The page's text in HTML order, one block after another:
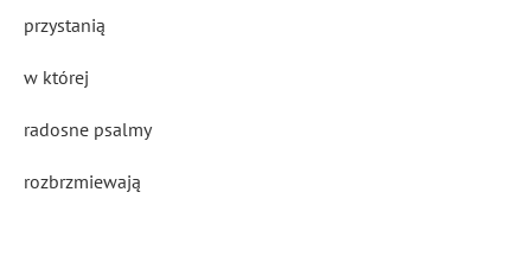
przystanią
w której
radosne psalmy
rozbrzmiewają